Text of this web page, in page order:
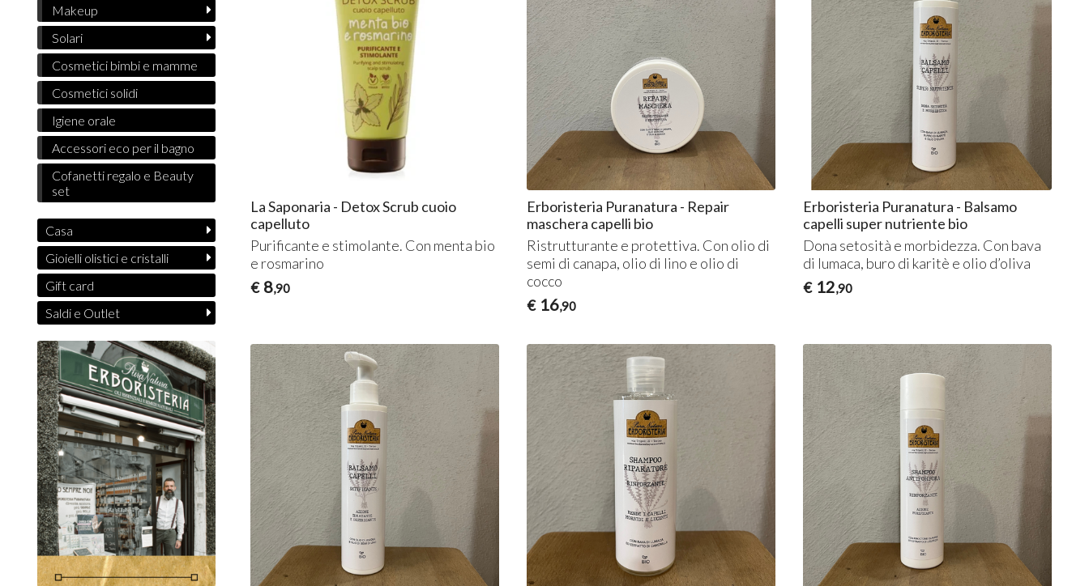
La Saponaria - Detox Scrub cuoio
capelluto
Purificante e stimolante. Con menta bio
e rosmarino
€ 8,90
Erboristeria Puranatura - Repair
maschera capelli bio
Ristrutturante e protettiva. Con olio di
semi di canapa, olio di lino e olio di
cocco
€ 16,90
Erboristeria Puranatura - Balsamo
capelli super nutriente bio
Dona setosità e morbidezza. Con bava
di lumaca, buro di karitè e olio d’oliva
€ 12,90
Makeup
Solari
Cosmetici bimbi e mamme
Cosmetici solidi
Igiene orale
Accessori eco per il bagno
Cofanetti regalo e Beauty
set
Casa
Gioielli olistici e cristalli
Gift card
Saldi e Outlet